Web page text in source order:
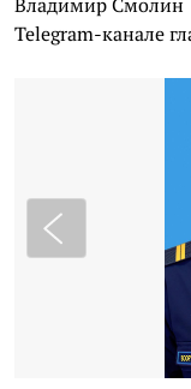
Telegram-канале